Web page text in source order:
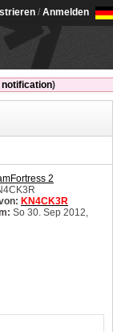
/ Anmelden
notification)
2
KN4CK3R
So 30. Sep 2012,